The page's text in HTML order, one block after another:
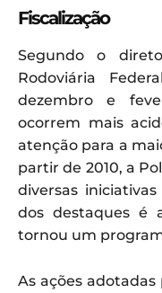
Fiscalização
Segundo o
Rodoviária
dezembro e
ocorrem mais
atenção para a
partir de 2010, a
diversas
dos destaques é
tornou um
As ações